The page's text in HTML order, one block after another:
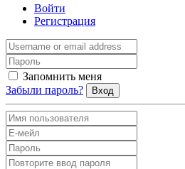
Войти
Регистрация
Запомнить меня
Забыли пароль?
Вход